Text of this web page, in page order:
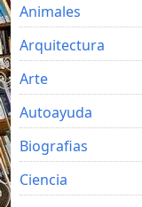
Animales
Arquitectura
Arte
Autoayuda
Biografias
Ciencia